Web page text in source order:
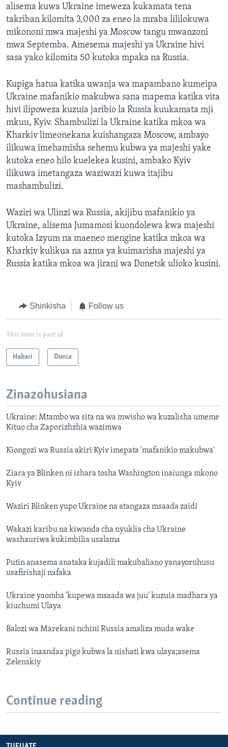
alisema kuwa Ukraine imeweza kukamata tena
takriban kilomita 3,000 za eneo la mraba lililokuwa
mikononi mwa majeshi ya Moscow tangu mwanzoni
mwa Septemba. Amesema majeshi ya Ukraine hivi
sasa yako kilomita 50 kutoka mpaka na Russia.
Kupiga hatua katika uwanja wa mapambano kumeipa
Ukraine mafanikio makubwa sana mapema katika vita
hivi ilipoweza kuzuia jaribio la Russia kuukamata mji
mkuu, Kyiv. Shambulizi la Ukraine katika mkoa wa
Kharkiv limeonekana kuishangaza Moscow, ambayo
ilikuwa imehamisha sehemu kubwa ya majeshi yake
kutoka eneo hilo kuelekea kusini, ambako Kyiv
ilikuwa imetangaza waziwazi kuwa itajibu
mashambulizi.
Waziri wa Ulinzi wa Russia, akijibu mafanikio ya
Ukraine, alisema Jumamosi kuondolewa kwa majeshi
kutoka Izyum na maeneo mengine katika mkoa wa
Kharkiv kulikua na azma ya kuimarisha majeshi ya
Russia katika mkoa wa jirani wa Donetsk ulioko kusini.
Shirikisha Follow us
This item is part of
Habari Dunia
Zinazohusiana
Ukraine: Mtambo wa sita na wa mwisho wa kuzalisha umeme
Kituo cha Zaporizhzhia wazimwa
Kiongozi wa Russia akiri Kyiv imepata 'mafanikio makubwa'
Ziara ya Blinken ni ishara tosha Washington inaiunga mkono
Kyiv
Waziri Blinken yupo Ukraine na atangaza msaada zaidi
Wakazi karibu na kiwanda cha nyuklia cha Ukraine
washauriwa kukimbilia usalama
Putin anasema anataka kujadili makubaliano yanayoruhusu
usafirishaji nafaka
Ukraine yaomba 'kupewa msaada wa juu' kuzuia madhara ya
kiuchumi Ulaya
Balozi wa Marekani nchini Russia amaliza muda wake
Russia inaandaa pigo kubwa la nishati kwa ulaya;asema
Zelenskiy
Continue reading